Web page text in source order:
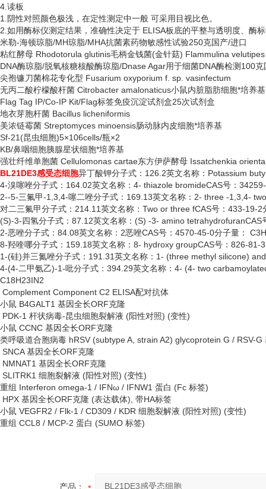
4.读板
1.阴性对照颜色极浅，在定性测定中一般 可采用目视比色。
2.如用酶标仪测定结果，准确性决定于 ELISA板底的平整与透明度、酶
米勒-海顿琼脂/MH琼脂/MHA抗菌素药物敏感性试验250克国产/进口
粘红酵母 Rhodotorula glutinis毛柄金钱菌(金针菇) Flammulina velutipes
DNA酶琼脂/脱氧核糖核酸酶琼脂/Dnase Agar用于细菌DNA酶检测100克
尖孢镰刀菌棉花专化型 Fusarium oxyporium f. sp. vasinfectum
无丙二酸柠檬酸杆菌 Citrobacter amalonaticus小鼠内脏脂肪细胞*培养基
Flag Tag IP/Co-IP Kit/Flag标签免疫沉淀试剂盒25次试剂盒
地衣芽胞杆菌 Bacillus licheniformis
美浓链霉菌 Streptomyces minoensis肠动脉内皮细胞*培养基
Sf-21(昆虫细胞)5×106cells/瓶×2
KB/鼻咽细胞胰腺星状细胞*培养基
强壮纤维单胞菌 Cellulomonas cartae东方伊萨酵母 Issatchenkia
BL21DE3感受态细胞异丁酸钾分子式： 126.2英文名称：Potassium
4-溴噻唑分子式：164.02英文名称：4- thiazole bromideCAS号：
2--5-三氟甲-1,3,4-噻二唑分子式：169.13英文名称：2- three -1,3,4-
对二三氟甲分子式： 214.11英文名称：Two or three fCAS号：433-19-2
(S)-3-四氢分子式：87.12英文名称：(S) -3- amino
2-恶唑分子式：84.08英文名称：2恶唑CAS号：4570-45-0分子量：
8-羟喹哪分子式：159.18英文名称：8- hydroxy groupCAS号：826-81-
1-(硅)并三氮唑分子式：191.31英文名称：1- (three methyl silicone)
4-(4-二甲氨乙)-1-吡分子式：394.29英文名称：4- (4- two
C18H23IN2
Complement Component C2 ELISA配对抗体
小鼠 B4GALT1 基因全长ORF克隆
PDK-1 杆状病毒-昆虫细胞裂解液 (阳性对照) (变性)
小鼠 CCNC 基因全长ORF克隆
类呼吸道合胞病毒 hRSV (subtype A, strain A2) glycoprotein G / RSV-
SNCA 基因全长ORF克隆
NMNAT1 基因全长ORF克隆
SLITRK1 细胞裂解液 (阳性对照) (变性)
重组 Interferon omega-1 / IFNω / IFNW1 蛋白 (Fc 标签)
HPX 基因全长ORF克隆 (表达载体), 带HA标签
小鼠 VEGFR2 / Flk-1 / CD309 / KDR 细胞裂解液 (阳性对照) (变性)
重组 CCL8 / MCP-2 蛋白 (SUMO 标签)
产品：